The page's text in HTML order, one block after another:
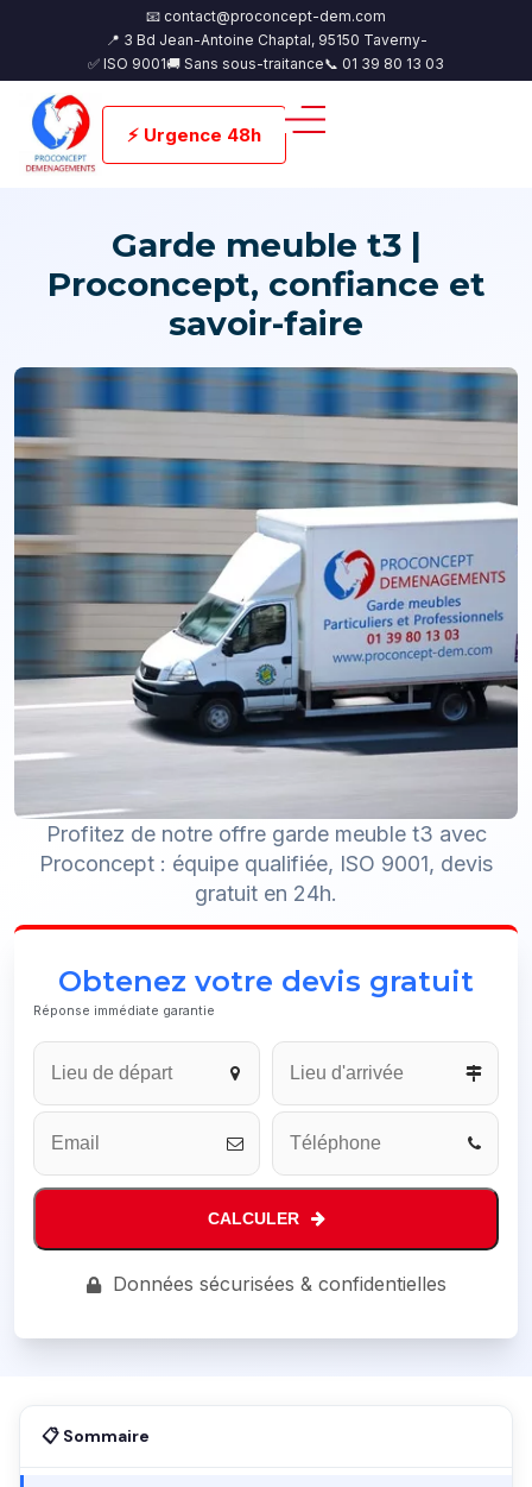
📧 contact@proconcept-dem.com
📍 3 Bd Jean-Antoine Chaptal, 95150 Taverny-
✅ ISO 9001🚚 Sans sous-traitance📞 01 39 80 13 03
⚡ Urgence 48h
Garde meuble t3 |
Proconcept, confiance et
savoir-faire
Profitez de notre offre garde meuble t3 avec
Proconcept : équipe qualifiée, ISO 9001, devis
gratuit en 24h.
Obtenez votre devis gratuit
Réponse immédiate garantie
CALCULER
Contact
Données sécurisées & confidentielles
📋 Sommaire